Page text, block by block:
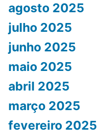
agosto 2025
julho 2025
junho 2025
maio 2025
abril 2025
março 2025
fevereiro 2025